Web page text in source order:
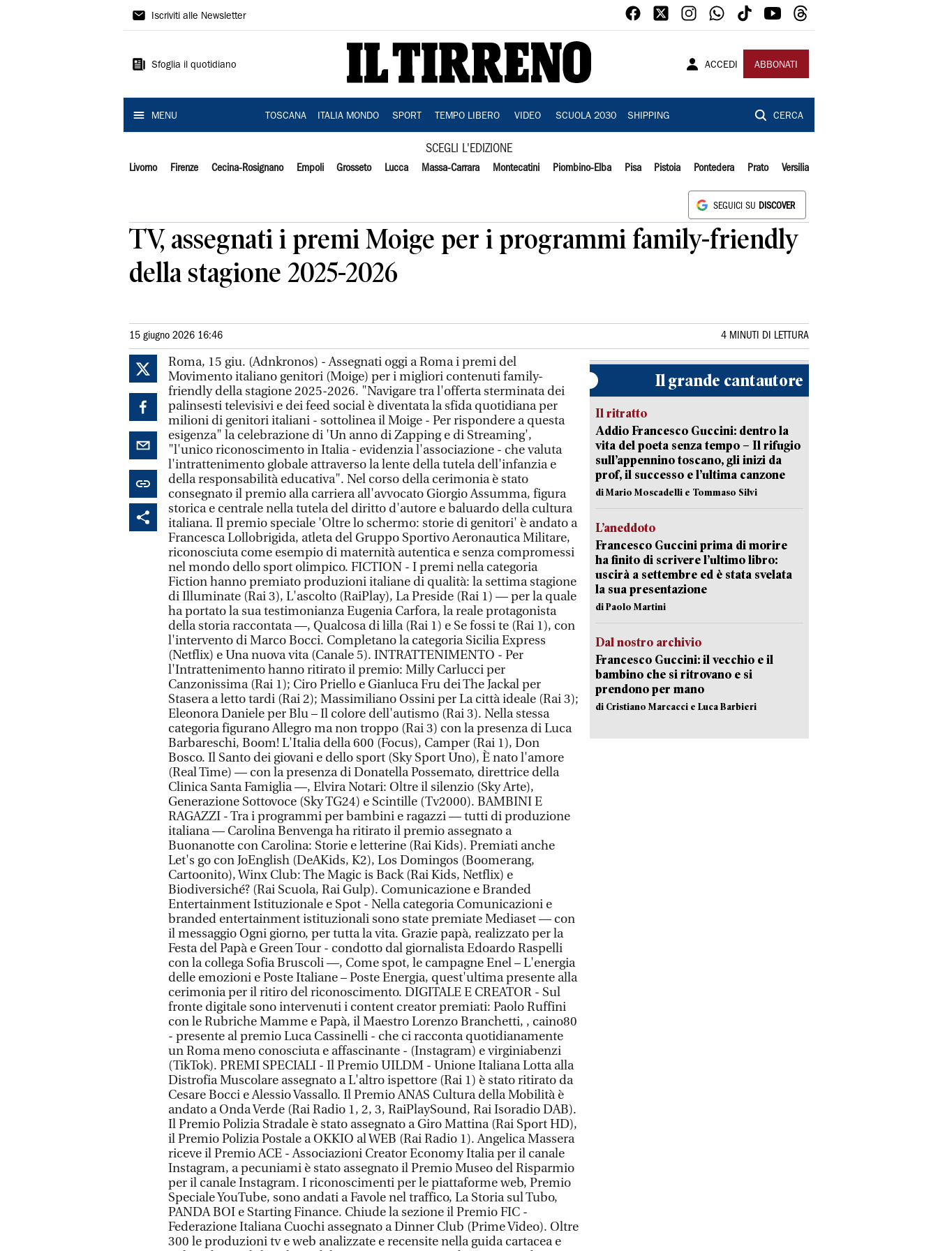
Il
Iscriviti alle Newsletter
Sfoglia il quotidiano ACCEDI ABBONATI
MENU TOSCANA ITALIA MONDO SPORT TEMPO LIBERO VIDEO SCUOLA 2030 SHIPPING CERCA
SCEGLI L'EDIZIONE
Livorno Firenze Cecina-Rosignano Empoli Grosseto Lucca Massa-Carrara Montecatini Piombino-Elba Pisa Pistoia Pontedera Prato Versilia
SEGUICI SU DISCOVER
TV, assegnati i premi Moige per i programmi family-friendly
della stagione 2025-2026
15 giugno 2026 16:46 4 MINUTI DI LETTURA
Roma, 15 giu. (Adnkronos) - Assegnati oggi a Roma i premi del
Movimento italiano genitori (Moige) per i migliori contenuti family-
friendly della stagione 2025-2026. "Navigare tra l'offerta sterminata dei
palinsesti televisivi e dei feed social è diventata la sfida quotidiana per
milioni di genitori italiani - sottolinea il Moige - Per rispondere a questa
esigenza" la celebrazione di 'Un anno di Zapping e di Streaming',
"l'unico riconoscimento in Italia - evidenzia l'associazione - che valuta
l'intrattenimento globale attraverso la lente della tutela dell'infanzia e
della responsabilità educativa". Nel corso della cerimonia è stato
consegnato il premio alla carriera all'avvocato Giorgio Assumma, figura
storica e centrale nella tutela del diritto d'autore e baluardo della cultura
italiana. Il premio speciale 'Oltre lo schermo: storie di genitori' è andato a
Francesca Lollobrigida, atleta del Gruppo Sportivo Aeronautica Militare,
riconosciuta come esempio di maternità autentica e senza compromessi
nel mondo dello sport olimpico. FICTION - I premi nella categoria
Fiction hanno premiato produzioni italiane di qualità: la settima stagione
di Illuminate (Rai 3), L'ascolto (RaiPlay), La Preside (Rai 1) — per la quale
ha portato la sua testimonianza Eugenia Carfora, la reale protagonista
della storia raccontata —, Qualcosa di lilla (Rai 1) e Se fossi te (Rai 1), con
l'intervento di Marco Bocci. Completano la categoria Sicilia Express
(Netflix) e Una nuova vita (Canale 5). INTRATTENIMENTO - Per
l'Intrattenimento hanno ritirato il premio: Milly Carlucci per
Canzonissima (Rai 1); Ciro Priello e Gianluca Fru dei The Jackal per
Stasera a letto tardi (Rai 2); Massimiliano Ossini per La città ideale (Rai 3);
Eleonora Daniele per Blu – Il colore dell'autismo (Rai 3). Nella stessa
categoria figurano Allegro ma non troppo (Rai 3) con la presenza di Luca
Barbareschi, Boom! L'Italia della 600 (Focus), Camper (Rai 1), Don
Bosco. Il Santo dei giovani e dello sport (Sky Sport Uno), È nato l'amore
(Real Time) — con la presenza di Donatella Possemato, direttrice della
Clinica Santa Famiglia —, Elvira Notari: Oltre il silenzio (Sky Arte),
Generazione Sottovoce (Sky TG24) e Scintille (Tv2000). BAMBINI E
RAGAZZI - Tra i programmi per bambini e ragazzi — tutti di produzione
italiana — Carolina Benvenga ha ritirato il premio assegnato a
Buonanotte con Carolina: Storie e letterine (Rai Kids). Premiati anche
Let's go con JoEnglish (DeAKids, K2), Los Domingos (Boomerang,
Cartoonito), Winx Club: The Magic is Back (Rai Kids, Netflix) e
Biodiversiché? (Rai Scuola, Rai Gulp). Comunicazione e Branded
Entertainment Istituzionale e Spot - Nella categoria Comunicazioni e
branded entertainment istituzionali sono state premiate Mediaset — con
il messaggio Ogni giorno, per tutta la vita. Grazie papà, realizzato per la
Festa del Papà e Green Tour - condotto dal giornalista Edoardo Raspelli
con la collega Sofia Bruscoli —, Come spot, le campagne Enel – L'energia
delle emozioni e Poste Italiane – Poste Energia, quest'ultima presente alla
cerimonia per il ritiro del riconoscimento. DIGITALE E CREATOR - Sul
fronte digitale sono intervenuti i content creator premiati: Paolo Ruffini
con le Rubriche Mamme e Papà, il Maestro Lorenzo Branchetti, , caino80
- presente al premio Luca Cassinelli - che ci racconta quotidianamente
un Roma meno conosciuta e affascinante - (Instagram) e virginiabenzi
(TikTok). PREMI SPECIALI - Il Premio UILDM - Unione Italiana Lotta alla
Distrofia Muscolare assegnato a L'altro ispettore (Rai 1) è stato ritirato da
Cesare Bocci e Alessio Vassallo. Il Premio ANAS Cultura della Mobilità è
andato a Onda Verde (Rai Radio 1, 2, 3, RaiPlaySound, Rai Isoradio DAB).
Il Premio Polizia Stradale è stato assegnato a Giro Mattina (Rai Sport HD),
il Premio Polizia Postale a OKKIO al WEB (Rai Radio 1). Angelica Massera
riceve il Premio ACE - Associazioni Creator Economy Italia per il canale
Instagram, a pecuniami è stato assegnato il Premio Museo del Risparmio
per il canale Instagram. I riconoscimenti per le piattaforme web, Premio
Speciale YouTube, sono andati a Favole nel traffico, La Storia sul Tubo,
PANDA BOI e Starting Finance. Chiude la sezione il Premio FIC -
Federazione Italiana Cuochi assegnato a Dinner Club (Prime Video). Oltre
300 le produzioni tv e web analizzate e recensite nella guida cartacea e
Il grande cantautore
Il ritratto
Addio Francesco Guccini: dentro la
vita del poeta senza tempo – Il rifugio
sull’appennino toscano, gli inizi da
prof, il successo e l’ultima canzone
di Mario Moscadelli e Tommaso Silvi
L’aneddoto
Francesco Guccini prima di morire
ha finito di scrivere l’ultimo libro:
uscirà a settembre ed è stata svelata
la sua presentazione
di Paolo Martini
Dal nostro archivio
Francesco Guccini: il vecchio e il
bambino che si ritrovano e si
prendono per mano
di Cristiano Marcacci e Luca Barbieri